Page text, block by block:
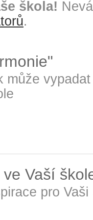
škola!
.
může
Vaší
pro Vaši